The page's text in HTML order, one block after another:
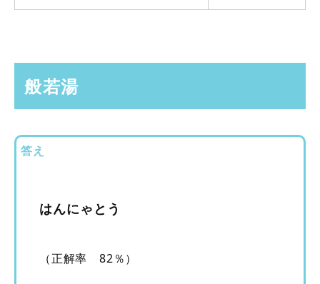
般若湯
答え
はんにゃとう
（正解率 82％）